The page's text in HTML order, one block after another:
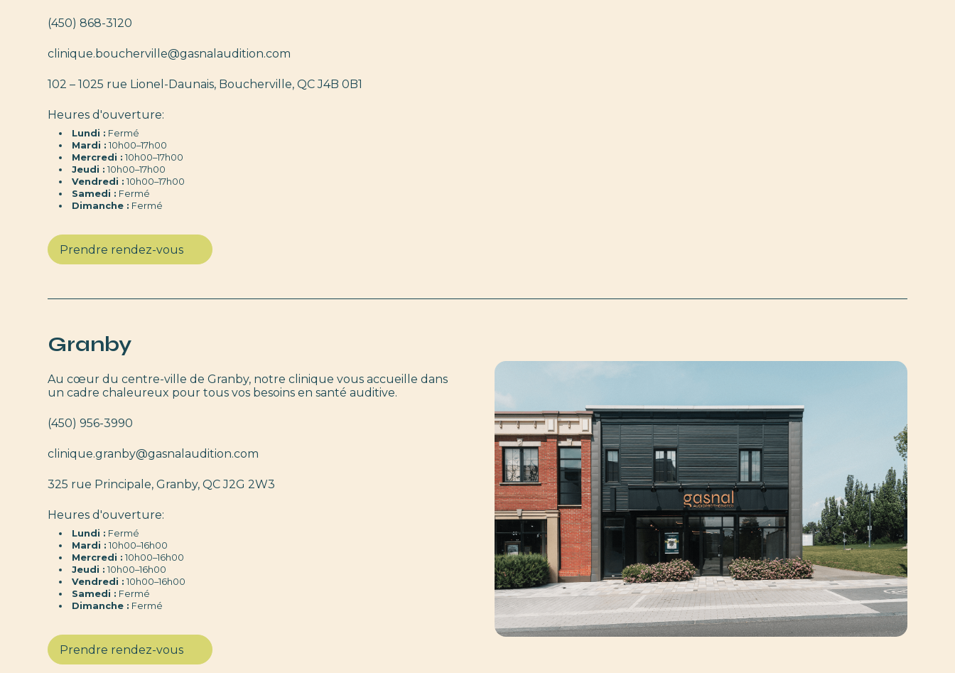
(450) 868-3120
clinique.boucherville@gasnalaudition.com
102 – 1025 rue Lionel-Daunais, Boucherville, QC J4B 0B1
Heures d'ouverture:
Lundi : Fermé
Mardi : 10h00–17h00
Mercredi : 10h00–17h00
Jeudi : 10h00–17h00
Vendredi : 10h00–17h00
Samedi : Fermé
Dimanche : Fermé
Prendre rendez-vous
Granby
Au cœur du centre-ville de Granby, notre clinique vous accueille dans
un cadre chaleureux pour tous vos besoins en santé auditive.
(450) 956-3990
clinique.granby@gasnalaudition.com
325 rue Principale, Granby, QC J2G 2W3
Heures d'ouverture:
Lundi : Fermé
Mardi : 10h00–16h00
Mercredi : 10h00–16h00
Jeudi : 10h00–16h00
Vendredi : 10h00–16h00
Samedi : Fermé
Dimanche : Fermé
Prendre rendez-vous